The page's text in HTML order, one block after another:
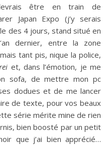
être en train de
Japan Expo (j’y serais
des 4 jours, stand situé en
dernier, entre la zone
tant pis, nique la police,
et, dans l’émotion, je me
sofa, de mettre mon pc
dodues et de me lancer
de texte, pour vos beaux
série mérite mine de rien
bien boosté par un petit
que j’ai bien apprécié…